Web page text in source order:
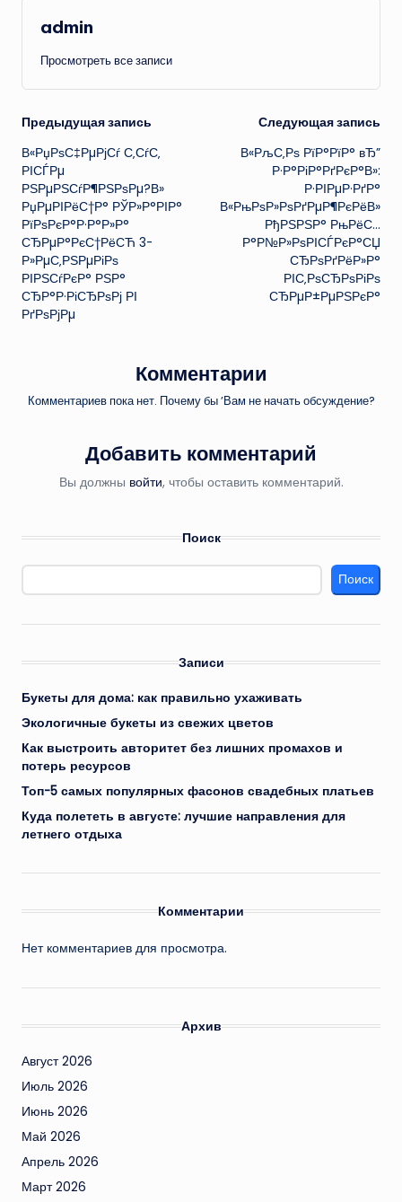
admin
Просмотреть все записи
Навигация
записи
Предыдущая запись
В«РџРѕС‡РµРјСѓ С‚СѓС‚
РІСЃРµ
РЅРµРЅСѓР¶РЅРѕРµ?В»
РџРµРІРёС†Р° РЎР»Р°РІР°
РїРѕРєР°Р·Р°Р»Р°
СЂРµР°РєС†РёСЋ 3-
Р»РµС‚РЅРµРіРѕ
РІРЅСѓРєР° РЅР°
СЂР°Р·РіСЂРѕРј РІ
РґРѕРјРµ
Следующая запись
В«РљС‚Рѕ РїР°РїР° вЂ”
Р·Р°РіР°РґРєР°В»:
Р·РІРµР·РґР°
В«РњРѕР»РѕРґРµР¶РєРёВ»
РђРЅРЅР° РњРёС…
Р°Р№Р»РѕРІСЃРєР°СЏ
СЂРѕРґРёР»Р°
РІС‚РѕСЂРѕРіРѕ
СЂРµР±РµРЅРєР°
Комментарии
Комментариев пока нет. Почему бы ’Вам не начать обсуждение?
Добавить комментарий
Вы должны войти, чтобы оставить комментарий.
Поиск
Поиск
Записи
Букеты для дома: как правильно ухаживать
Экологичные букеты из свежих цветов
Как выстроить авторитет без лишних промахов и
потерь ресурсов
Топ-5 самых популярных фасонов свадебных платьев
Куда полететь в августе: лучшие направления для
летнего отдыха
Комментарии
Нет комментариев для просмотра.
Архив
Август 2026
Июль 2026
Июнь 2026
Май 2026
Апрель 2026
Март 2026